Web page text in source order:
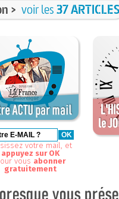
> voir les37
votre mail, et
appuyez sur OK
vous abonner
gratuitement